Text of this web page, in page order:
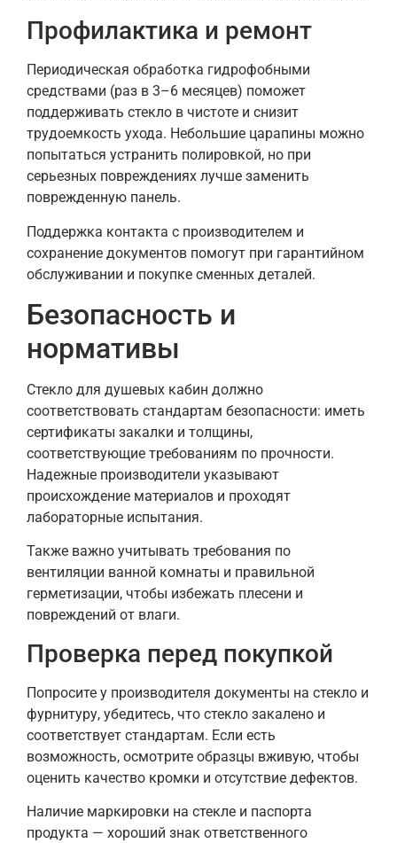
Профилактика и ремонт
Периодическая обработка гидрофобными
средствами (раз в 3–6 месяцев) поможет
поддерживать стекло в чистоте и снизит
трудоемкость ухода. Небольшие царапины можно
попытаться устранить полировкой, но при
серьезных повреждениях лучше заменить
поврежденную панель.
Поддержка контакта с производителем и
сохранение документов помогут при гарантийном
обслуживании и покупке сменных деталей.
Безопасность и
нормативы
Стекло для душевых кабин должно
соответствовать стандартам безопасности: иметь
сертификаты закалки и толщины,
соответствующие требованиям по прочности.
Надежные производители указывают
происхождение материалов и проходят
лабораторные испытания.
Также важно учитывать требования по
вентиляции ванной комнаты и правильной
герметизации, чтобы избежать плесени и
повреждений от влаги.
Проверка перед покупкой
Попросите у производителя документы на стекло и
фурнитуру, убедитесь, что стекло закалено и
соответствует стандартам. Если есть
возможность, осмотрите образцы вживую, чтобы
оценить качество кромки и отсутствие дефектов.
Наличие маркировки на стекле и паспорта
продукта — хороший знак ответственного